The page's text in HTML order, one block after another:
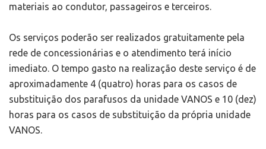
materiais ao condutor, passageiros e terceiros.
Os serviços poderão ser realizados gratuitamente pela
rede de concessionárias e o atendimento terá início
imediato. O tempo gasto na realização deste serviço é de
aproximadamente 4 (quatro) horas para os casos de
substituição dos parafusos da unidade VANOS e 10 (dez)
horas para os casos de substituição da própria unidade
VANOS.